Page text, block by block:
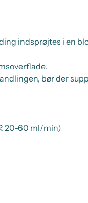
indsprøjtes i en
bør der
20-60 ml/min)